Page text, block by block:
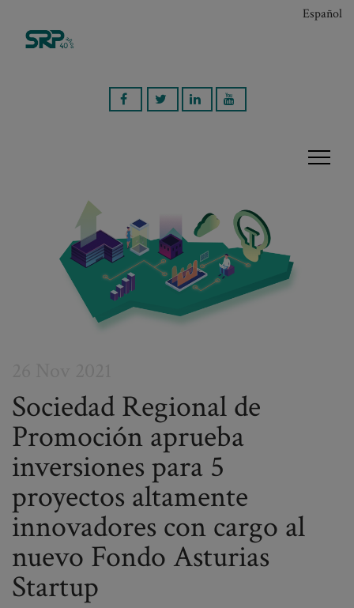
Sociedad Regional de
Promoción aprueba
inversiones para 5
proyectos altamente
innovadores con cargo al
nuevo Fondo Asturias
Startup
Post
navigation
Español